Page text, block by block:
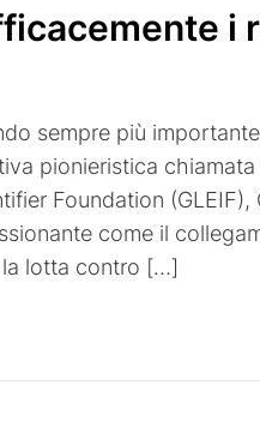
i
sempre più
pionieristica chiamata
Foundation (GLEIF),
come il
lotta contro […]